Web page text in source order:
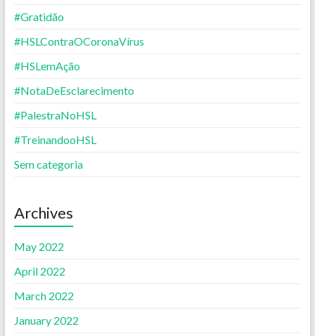
#Gratidão
#HSLContraOCoronaVírus
#HSLemAção
#NotaDeEsclarecimento
#PalestraNoHSL
#TreinandooHSL
Sem categoria
Archives
May 2022
April 2022
March 2022
January 2022